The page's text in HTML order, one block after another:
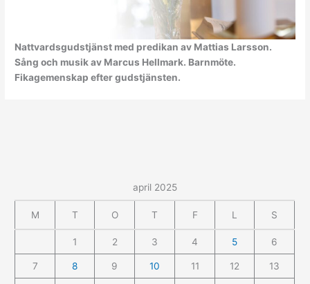
Nattvardsgudstjänst med predikan av Mattias Larsson.
Sång och musik av Marcus Hellmark. Barnmöte.
Fikagemenskap efter gudstjänsten.
april 2025
M T O T F L S
1 2 3 4 5 6
7 8 9 10 11 12 13